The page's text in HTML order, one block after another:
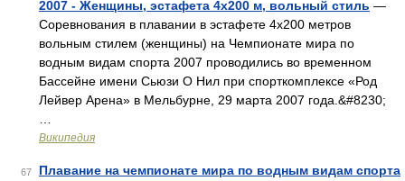
2007 - Женщины, эстафета 4x200 м, вольный стиль —
Соревнования в плавании в эстафете 4x200 метров
вольным стилем (женщины) на Чемпионате мира по
водным видам спорта 2007 проводились во временном
Бассейне имени Сьюзи О Нил при спорткомплексе «Род
Лейвер Арена» в Мельбурне, 29 марта 2007 года.&#8230;
Википедия
67
Плавание на чемпионате мира по водным видам спорта